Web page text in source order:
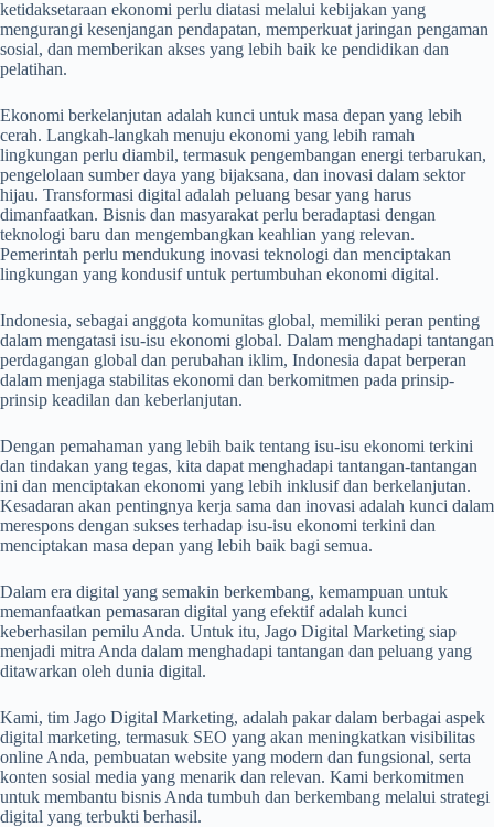
ketidaksetaraan ekonomi perlu diatasi melalui kebijakan yang
mengurangi kesenjangan pendapatan, memperkuat jaringan pengaman
sosial, dan memberikan akses yang lebih baik ke pendidikan dan
pelatihan.
Ekonomi berkelanjutan adalah kunci untuk masa depan yang lebih
cerah. Langkah-langkah menuju ekonomi yang lebih ramah
lingkungan perlu diambil, termasuk pengembangan energi terbarukan,
pengelolaan sumber daya yang bijaksana, dan inovasi dalam sektor
hijau. Transformasi digital adalah peluang besar yang harus
dimanfaatkan. Bisnis dan masyarakat perlu beradaptasi dengan
teknologi baru dan mengembangkan keahlian yang relevan.
Pemerintah perlu mendukung inovasi teknologi dan menciptakan
lingkungan yang kondusif untuk pertumbuhan ekonomi digital.
Indonesia, sebagai anggota komunitas global, memiliki peran penting
dalam mengatasi isu-isu ekonomi global. Dalam menghadapi tantangan
perdagangan global dan perubahan iklim, Indonesia dapat berperan
dalam menjaga stabilitas ekonomi dan berkomitmen pada prinsip-
prinsip keadilan dan keberlanjutan.
Dengan pemahaman yang lebih baik tentang isu-isu ekonomi terkini
dan tindakan yang tegas, kita dapat menghadapi tantangan-tantangan
ini dan menciptakan ekonomi yang lebih inklusif dan berkelanjutan.
Kesadaran akan pentingnya kerja sama dan inovasi adalah kunci dalam
merespons dengan sukses terhadap isu-isu ekonomi terkini dan
menciptakan masa depan yang lebih baik bagi semua.
Dalam era digital yang semakin berkembang, kemampuan untuk
memanfaatkan pemasaran digital yang efektif adalah kunci
keberhasilan pemilu Anda. Untuk itu, Jago Digital Marketing siap
menjadi mitra Anda dalam menghadapi tantangan dan peluang yang
ditawarkan oleh dunia digital.
Kami, tim Jago Digital Marketing, adalah pakar dalam berbagai aspek
digital marketing, termasuk SEO yang akan meningkatkan visibilitas
online Anda, pembuatan website yang modern dan fungsional, serta
konten sosial media yang menarik dan relevan. Kami berkomitmen
untuk membantu bisnis Anda tumbuh dan berkembang melalui strategi
digital yang terbukti berhasil.